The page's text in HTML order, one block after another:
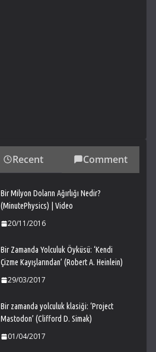
Recent Comment
Bir Milyon Doların Ağırlığı Nedir?
(MinutePhysics) | Video
20/11/2016
Bir Zamanda Yolculuk Öyküsü: ‘Kendi
Çizme Kayışlarından’ (Robert A. Heinlein)
29/03/2017
Bir zamanda yolculuk klasiği: ‘Project
Mastodon’ (Clifford D. Simak)
01/04/2017